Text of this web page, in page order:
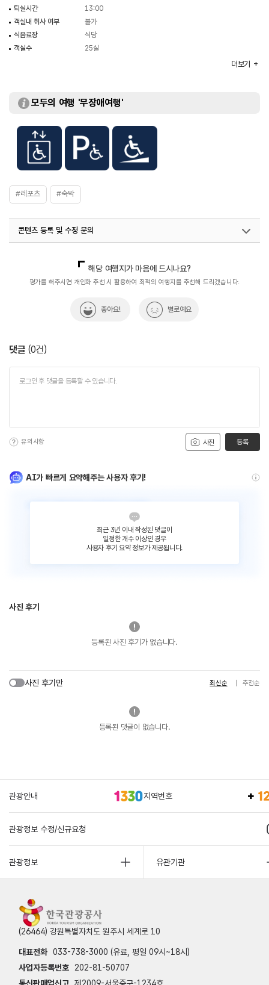
퇴실시간
13:00
객실내 취사 여부
불가
식음료장
식당
객실수
25실
더보기
모두의 여행 '무장애여행'
#레포츠 #숙박
콘텐츠 등록 및 수정 문의
열린관광콘텐츠팀(열린관광-모두의여행)
033-738-3425
해당 여행지가 마음에 드시나요?
평가를 해주시면 개인화 추천 시 활용하여 최적의 여행지를 추천해 드리겠습니다.
좋아요! 별로예요
댓글 (0건)
사진
유의사항 등록
AI가 빠르게 요약해주는 사용자 후기!
최근 3년 이내 작성된 댓글이
일정한 개수 이상인 경우
사용자 후기 요약 정보가 제공됩니다.
사진 후기
등록된 사진 후기가 없습니다.
사진 후기만 최신순 추천순
등록된 댓글이 없습니다.
관광안내 지역번호
관광정보 수정/신규요청
관광정보 유관기관
(26464) 강원특별자치도 원주시 세계로 10
대표전화 033-738-3000 (유료, 평일 09시~18시)
사업자등록번호
202-81-50707